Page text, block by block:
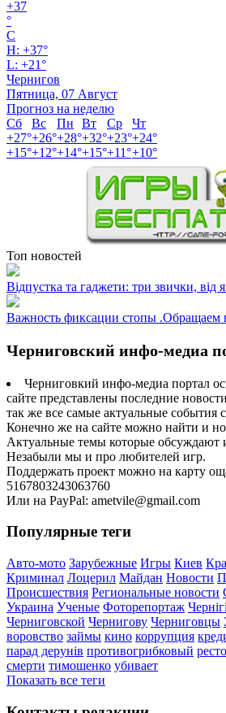
+37
°
C
H: +37°
L: +21°
Чернигов
Пятница, 07 Август
Прогноз на неделю
Сб
Вс Пн Вт Ср
Чт
+27°+26°+28°+32°+23°+24°
+15°+12°+14°+15°+11°+10°
Топ новостей
Відпустка та гаджети: три звички, від
Важность фиксации стопы .Обращаем
Черниговский инфо-медиа
Черниговкий инфо-медиа портал
сайте представлены последние
так же все самые актуальные события
Конечно же на сайте можно найти и
Актуальные темы которые обсуждают
Незабыли мы и про любителей игр.
Поддержать проект можно на карту
5167803243063760
Или на PayPal: ametvile@gmail.com
Популярные теги
Авто-мото Зарубежные Игры Киев
Криминал Лоцерил Майдан Новости
Происшествия Региональные новости
Украина Ученые Фоторепортаж
Черниговской Чернигову Черниговцы
воровство займы кино коррупция
парад дерунів противогрибковый
смерти тимошенко убивает
Показать все теги